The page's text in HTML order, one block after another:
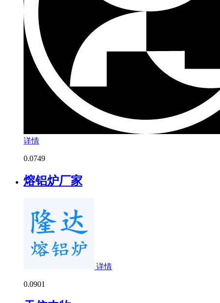
详情
0.0749
熔铝炉厂家
详情
0.0901